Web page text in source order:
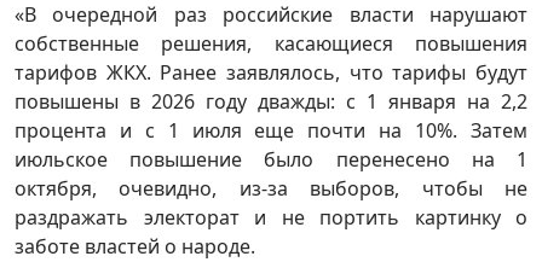
«В очередной раз российские власти нарушают
собственные решения, касающиеся повышения
тарифов ЖКХ. Ранее заявлялось, что тарифы будут
повышены в 2026 году дважды: с 1 января на 2,2
процента и с 1 июля еще почти на 10%. Затем
июльское повышение было перенесено на 1
октября, очевидно, из-за выборов, чтобы не
раздражать электорат и не портить картинку о
заботе властей о народе.